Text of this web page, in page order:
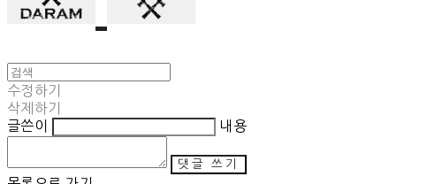
수정하기
삭제하기
글쓴이
내용
댓글 쓰기